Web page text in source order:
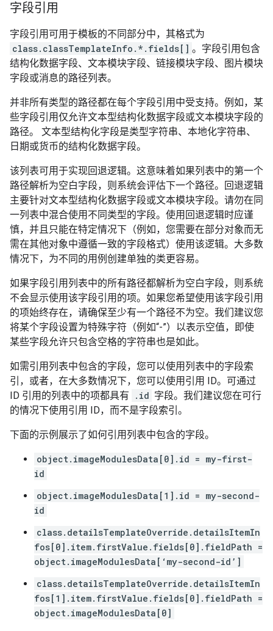
字段引用
字段引用可用于模板的不同部分中，其格式为
class.classTemplateInfo.*.fields[] 。字段引用包含
结构化数据字段、文本模块字段、链接模块字段、图片模块
字段或消息的路径列表。
并非所有类型的路径都在每个字段引用中受支持。例如，某
些字段引用仅允许文本型结构化数据字段或文本模块字段的
路径。 文本型结构化字段是类型字符串、本地化字符串、
日期或货币的结构化数据字段。
该列表可用于实现回退逻辑。这意味着如果列表中的第一个
路径解析为空白字段，则系统会评估下一个路径。回退逻辑
主要针对文本型结构化数据字段或文本模块字段。请勿在同
一列表中混合使用不同类型的字段。使用回退逻辑时应谨
慎，并且只能在特定情况下（例如，您需要在部分对象而无
需在其他对象中遵循一致的字段格式）使用该逻辑。大多数
情况下，为不同的用例创建单独的类更容易。
如果字段引用列表中的所有路径都解析为空白字段，则系统
不会显示使用该字段引用的项。如果您希望使用该字段引用
的项始终存在，请确保至少有一个路径不为空。我们建议您
将某个字段设置为特殊字符（例如“-”）以表示空值，即使
某些字段允许只包含空格的字符串也是如此。
如需引用列表中包含的字段，您可以使用列表中的字段索
引，或者，在大多数情况下，您可以使用引用 ID。可通过
ID 引用的列表中的项都具有
.id 字段。我们建议您在可行
的情况下使用引用 ID，而不是字段索引。
下面的示例展示了如何引用列表中包含的字段。
object.imageModulesData[0].id = my-first-
id
object.imageModulesData[1].id = my-second-
id
class.detailsTemplateOverride.detailsItemIn
fos[0].item.firstValue.fields[0].fieldPath =
object.imageModulesData[‘my-second-id’]
class.detailsTemplateOverride.detailsItemIn
fos[1].item.firstValue.fields[0].fieldPath =
object.imageModulesData[0]